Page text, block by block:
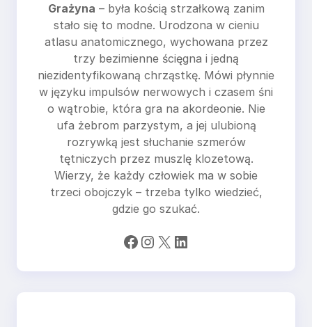
Grażyna – była kością strzałkową zanim
stało się to modne. Urodzona w cieniu
atlasu anatomicznego, wychowana przez
trzy bezimienne ścięgna i jedną
niezidentyfikowaną chrząstkę. Mówi płynnie
w języku impulsów nerwowych i czasem śni
o wątrobie, która gra na akordeonie. Nie
ufa żebrom parzystym, a jej ulubioną
rozrywką jest słuchanie szmerów
tętniczych przez muszlę klozetową.
Wierzy, że każdy człowiek ma w sobie
trzeci obojczyk – trzeba tylko wiedzieć,
gdzie go szukać.
Facebook Instagram X LinkedIn